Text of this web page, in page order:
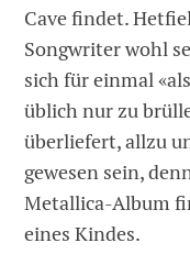
Cave findet.
Songwriter wohl
sich für einmal
üblich nur zu
überliefert, allzu
gewesen sein,
Metallica-Album
eines Kindes.